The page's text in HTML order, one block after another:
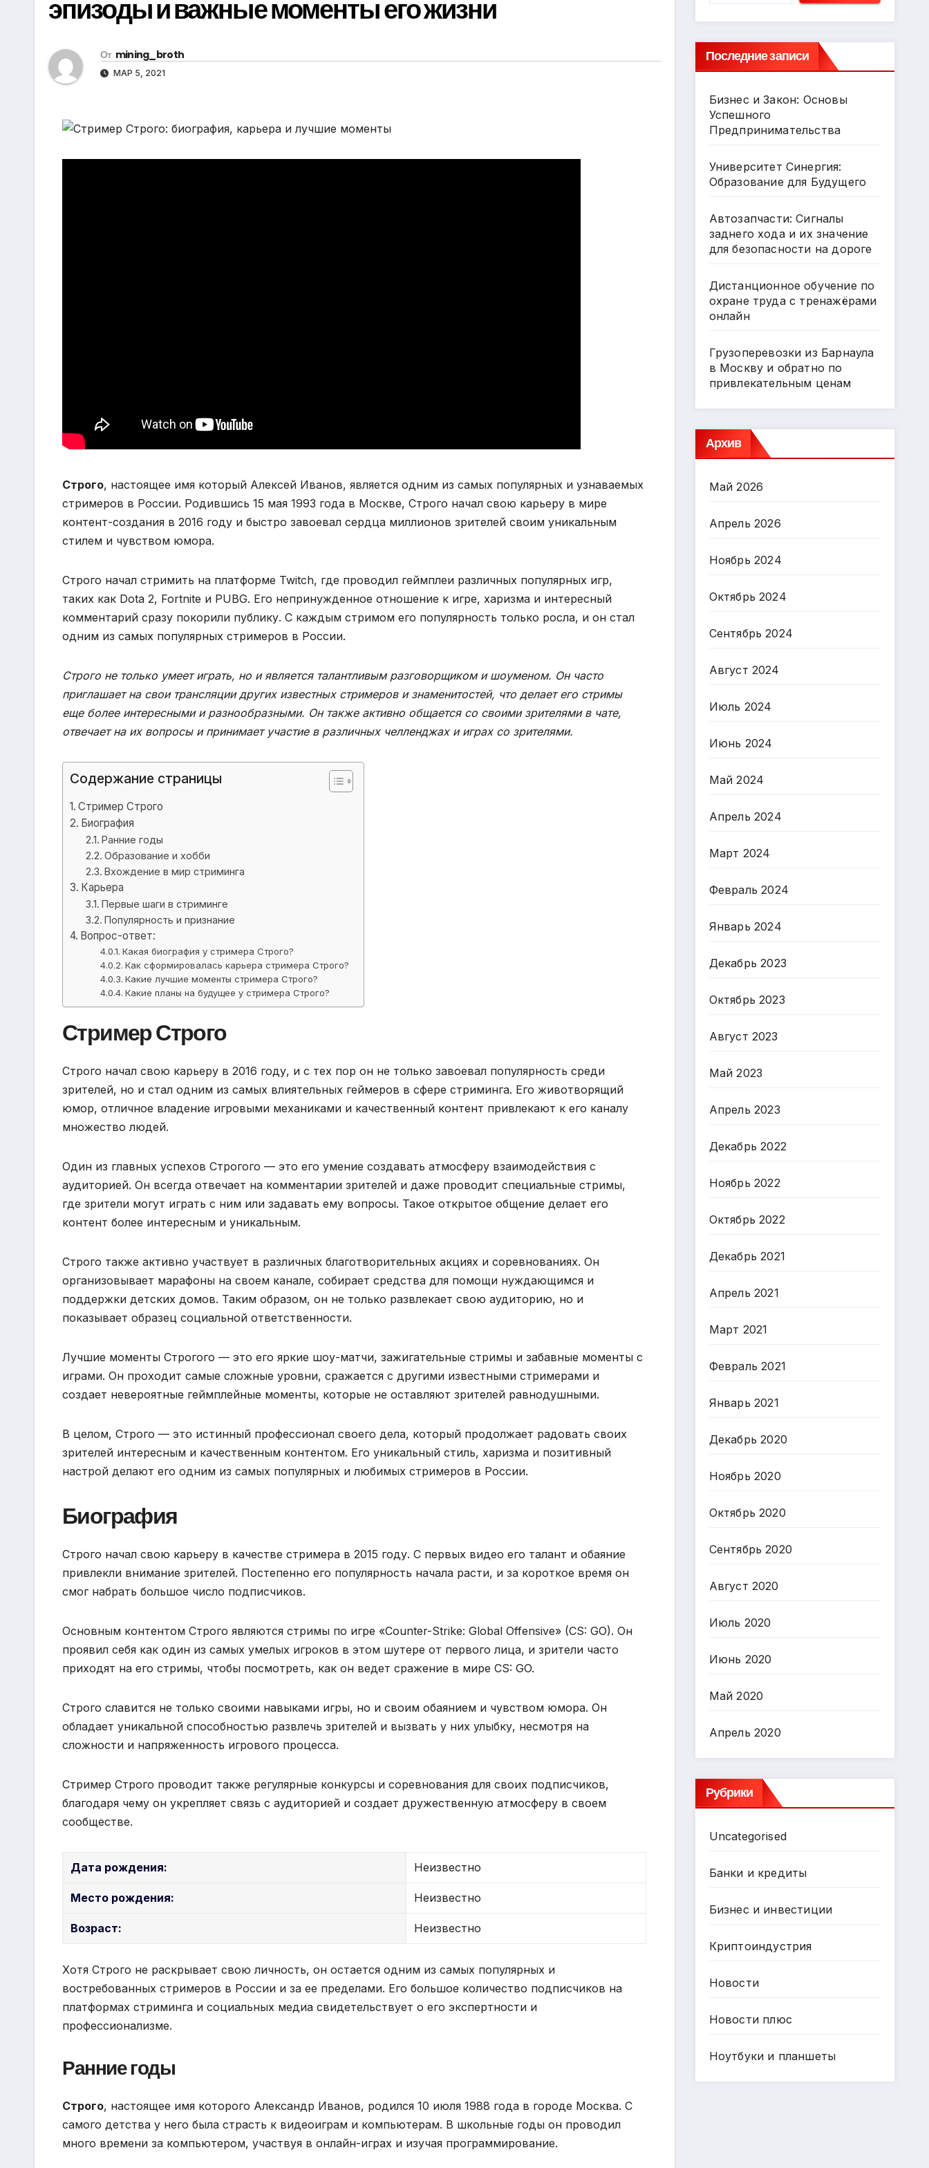
эпизоды и важные моменты его жизни
От mining_broth
МАР 5, 2021
Строго, настоящее имя который Алексей Иванов, является одним из самых популярных и узнаваемых
стримеров в России. Родившись 15 мая 1993 года в Москве, Строго начал свою карьеру в мире
контент-создания в 2016 году и быстро завоевал сердца миллионов зрителей своим уникальным
стилем и чувством юмора.
Строго начал стримить на платформе Twitch, где проводил геймплеи различных популярных игр,
таких как Dota 2, Fortnite и PUBG. Его непринужденное отношение к игре, харизма и интересный
комментарий сразу покорили публику. С каждым стримом его популярность только росла, и он стал
одним из самых популярных стримеров в России.
Строго не только умеет играть, но и является талантливым разговорщиком и шоуменом. Он часто
приглашает на свои трансляции других известных стримеров и знаменитостей, что делает его стримы
еще более интересными и разнообразными. Он также активно общается со своими зрителями в чате,
отвечает на их вопросы и принимает участие в различных челленджах и играх со зрителями.
Содержание страницы
Стример Строго
Биография
Ранние годы
Образование и хобби
Вхождение в мир стриминга
Карьера
Первые шаги в стриминге
Популярность и признание
Вопрос-ответ:
Какая биография у стримера Строго?
Как сформировалась карьера стримера Строго?
Какие лучшие моменты стримера Строго?
Какие планы на будущее у стримера Строго?
Стример Строго
Строго начал свою карьеру в 2016 году, и с тех пор он не только завоевал популярность среди
зрителей, но и стал одним из самых влиятельных геймеров в сфере стриминга. Его животворящий
юмор, отличное владение игровыми механиками и качественный контент привлекают к его каналу
множество людей.
Один из главных успехов Строгого — это его умение создавать атмосферу взаимодействия с
аудиторией. Он всегда отвечает на комментарии зрителей и даже проводит специальные стримы,
где зрители могут играть с ним или задавать ему вопросы. Такое открытое общение делает его
контент более интересным и уникальным.
Строго также активно участвует в различных благотворительных акциях и соревнованиях. Он
организовывает марафоны на своем канале, собирает средства для помощи нуждающимся и
поддержки детских домов. Таким образом, он не только развлекает свою аудиторию, но и
показывает образец социальной ответственности.
Лучшие моменты Строгого — это его яркие шоу-матчи, зажигательные стримы и забавные моменты с
играми. Он проходит самые сложные уровни, сражается с другими известными стримерами и
создает невероятные геймплейные моменты, которые не оставляют зрителей равнодушными.
В целом, Строго — это истинный профессионал своего дела, который продолжает радовать своих
зрителей интересным и качественным контентом. Его уникальный стиль, харизма и позитивный
настрой делают его одним из самых популярных и любимых стримеров в России.
Биография
Строго начал свою карьеру в качестве стримера в 2015 году. С первых видео его талант и обаяние
привлекли внимание зрителей. Постепенно его популярность начала расти, и за короткое время он
смог набрать большое число подписчиков.
Основным контентом Строго являются стримы по игре «Counter-Strike: Global Offensive» (CS: GO). Он
проявил себя как один из самых умелых игроков в этом шутере от первого лица, и зрители часто
приходят на его стримы, чтобы посмотреть, как он ведет сражение в мире CS: GO.
Строго славится не только своими навыками игры, но и своим обаянием и чувством юмора. Он
обладает уникальной способностью развлечь зрителей и вызвать у них улыбку, несмотря на
сложности и напряженность игрового процесса.
Стример Строго проводит также регулярные конкурсы и соревнования для своих подписчиков,
благодаря чему он укрепляет связь с аудиторией и создает дружественную атмосферу в своем
сообществе.
Дата рождения: Неизвестно
Место рождения: Неизвестно
Возраст: Неизвестно
Хотя Строго не раскрывает свою личность, он остается одним из самых популярных и
востребованных стримеров в России и за ее пределами. Его большое количество подписчиков на
платформах стриминга и социальных медиа свидетельствует о его экспертности и
профессионализме.
Ранние годы
Строго, настоящее имя которого Александр Иванов, родился 10 июля 1988 года в городе Москва. С
самого детства у него была страсть к видеоиграм и компьютерам. В школьные годы он проводил
много времени за компьютером, участвуя в онлайн-играх и изучая программирование.
Последние записи
Бизнес и Закон: Основы
Успешного
Предпринимательства
Университет Синергия:
Образование для Будущего
Автозапчасти: Сигналы
заднего хода и их значение
для безопасности на дороге
Дистанционное обучение по
охране труда с тренажёрами
онлайн
Грузоперевозки из Барнаула
в Москву и обратно по
привлекательным ценам
Архив
Май 2026
Апрель 2026
Ноябрь 2024
Октябрь 2024
Сентябрь 2024
Август 2024
Июль 2024
Июнь 2024
Май 2024
Апрель 2024
Март 2024
Февраль 2024
Январь 2024
Декабрь 2023
Октябрь 2023
Август 2023
Май 2023
Апрель 2023
Декабрь 2022
Ноябрь 2022
Октябрь 2022
Декабрь 2021
Апрель 2021
Март 2021
Февраль 2021
Январь 2021
Декабрь 2020
Ноябрь 2020
Октябрь 2020
Сентябрь 2020
Август 2020
Июль 2020
Июнь 2020
Май 2020
Апрель 2020
Рубрики
Uncategorised
Банки и кредиты
Бизнес и инвестиции
Криптоиндустрия
Новости
Новости плюс
Ноутбуки и планшеты